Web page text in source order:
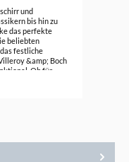
und
bis hin zu
das perfekte
beliebten
festliche
&amp; Boch
Ob für